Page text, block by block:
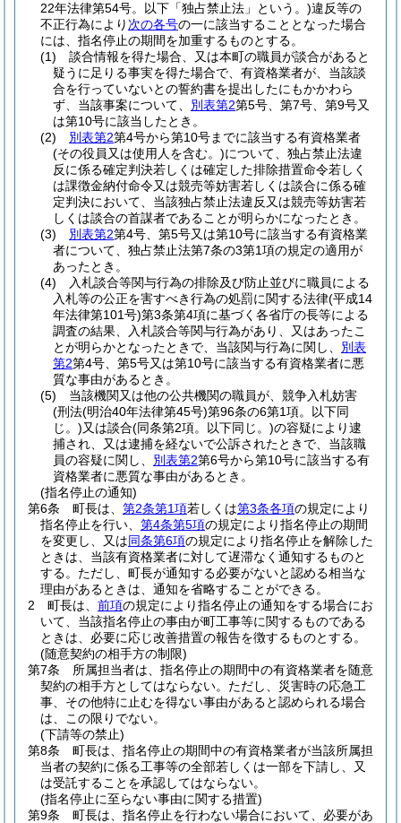
22年法律第54号。以下「独占禁止法」という。)違反等の
不正行為により 次の各号の一に該当することとなった場合
には、指名停止の期間を加重するものとする。
(1)
談合情報を得た場合、又は本町の職員が談合があると
疑うに足りる事実を得た場合で、有資格業者が、当該談
合を行っていないとの誓約書を提出したにもかかわら
ず、当該事案について、 別表第2第5号、第7号、第9号又
は第10号に該当したとき。
(2)
別表第2第4号から第10号までに該当する有資格業者
(その役員又は使用人を含む。)について、独占禁止法違
反に係る確定判決若しくは確定した排除措置命令若しく
は課徴金納付命令又は競売等妨害若しくは談合に係る確
定判決において、当該独占禁止法違反又は競売等妨害若
しくは談合の首謀者であることが明らかになったとき。
(3)
別表第2第4号、第5号又は第10号に該当する有資格業
者について、独占禁止法第7条の3第1項の規定の適用が
あったとき。
(4)
入札談合等関与行為の排除及び防止並びに職員による
入札等の公正を害すべき行為の処罰に関する法律(平成14
年法律第101号)第3条第4項に基づく各省庁の長等による
調査の結果、入札談合等関与行為があり、又はあったこ
とが明らかとなったときで、当該関与行為に関し、 別表
第2第4号、第5号又は第10号に該当する有資格業者に悪
質な事由があるとき。
(5)
当該機関又は他の公共機関の職員が、競争入札妨害
(刑法(明治40年法律第45号)第96条の6第1項。以下同
じ。)又は談合(同条第2項。以下同じ。)の容疑により逮
捕され、又は逮捕を経ないで公訴されたときで、当該職
員の容疑に関し、 別表第2第6号から第10号に該当する有
資格業者に悪質な事由があるとき。
(指名停止の通知)
第6条
町長は、 第2条第1項若しくは第3条各項の規定により
指名停止を行い、 第4条第5項の規定により指名停止の期間
を変更し、又は同条第6項の規定により指名停止を解除した
ときは、当該有資格業者に対して遅滞なく通知するものと
する。 ただし、町長が通知する必要がないと認める相当な
理由があるときは、通知を省略することができる。
2
町長は、 前項の規定により指名停止の通知をする場合にお
いて、当該指名停止の事由が町工事等に関するものである
ときは、必要に応じ改善措置の報告を徴するものとする。
(随意契約の相手方の制限)
第7条
所属担当者は、指名停止の期間中の有資格業者を随意
契約の相手方としてはならない。 ただし、災害時の応急工
事、その他特に止むを得ない事由があると認められる場合
は、この限りでない。
(下請等の禁止)
第8条
町長は、指名停止の期間中の有資格業者が当該所属担
当者の契約に係る工事等の全部若しくは一部を下請し、又
は受託することを承認してはならない。
(指名停止に至らない事由に関する措置)
第9条
町長は、指名停止を行わない場合において、必要があ